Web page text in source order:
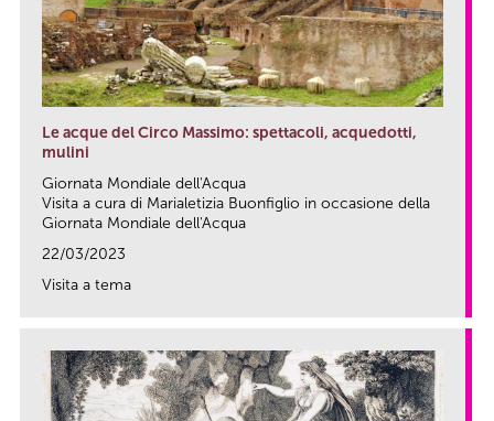
Le acque del Circo Massimo: spettacoli, acquedotti,
mulini
Giornata Mondiale dell'Acqua
Visita a cura di Marialetizia Buonfiglio in occasione della
Giornata Mondiale dell'Acqua
22/03/2023
Visita a tema